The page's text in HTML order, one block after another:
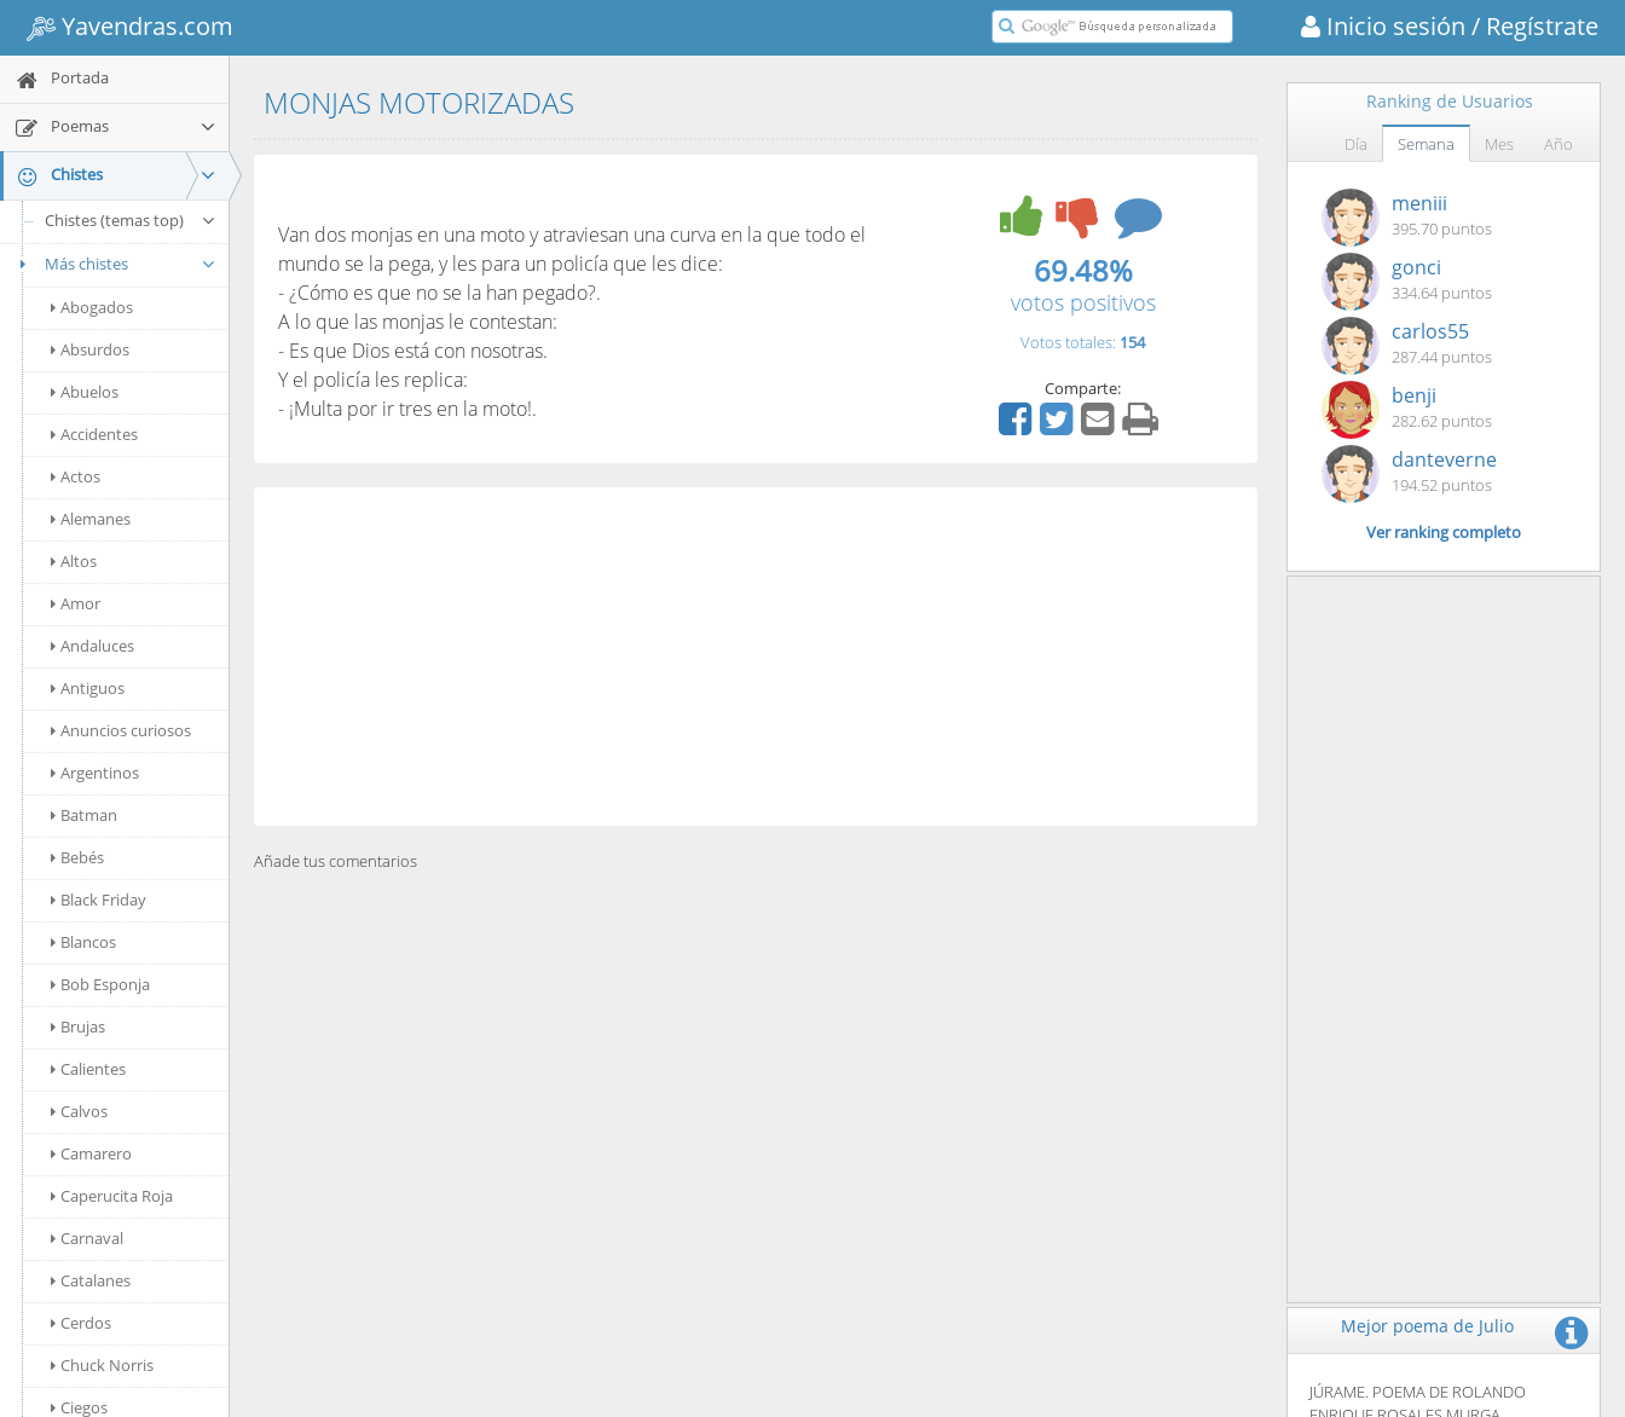
Yavendras.com Inicio sesión / Regístrate
Portada
Poemas
Chistes
Chistes (temas top)
Más chistes
Abogados
Absurdos
Abuelos
Accidentes
Actos
Alemanes
Altos
Amor
Andaluces
Antiguos
Anuncios curiosos
Argentinos
Batman
Bebés
Black Friday
Blancos
Bob Esponja
Brujas
Calientes
Calvos
Camarero
Caperucita Roja
Carnaval
Catalanes
Cerdos
Chuck Norris
Ciegos
MONJAS MOTORIZADAS
Van dos monjas en una moto y atraviesan una curva en la que todo el
mundo se la pega, y les para un policía que les dice:
- ¿Cómo es que no se la han pegado?.
A lo que las monjas le contestan:
- Es que Dios está con nosotras.
Y el policía les replica:
- ¡Multa por ir tres en la moto!.
69.48%
votos positivos
Votos totales: 154
Comparte:
Añade tus comentarios
Ranking de Usuarios
Día Semana Mes Año
meniii
395.70 puntos
gonci
334.64 puntos
carlos55
287.44 puntos
benji
282.62 puntos
danteverne
194.52 puntos
Ver ranking completo
Mejor poema de Julio
JÚRAME. POEMA DE ROLANDO